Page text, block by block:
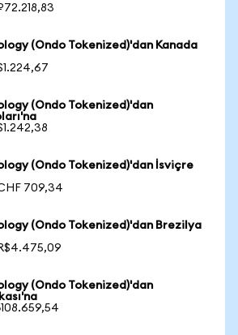
(Ondo Tokenized)'dan Kanada
(Ondo Tokenized)'dan
(Ondo Tokenized)'dan İsviçre
709,34
(Ondo Tokenized)'dan Brezilya
(Ondo Tokenized)'dan